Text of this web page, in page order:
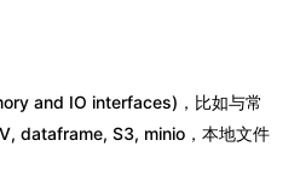
and IO interfaces)，比如与常
dataframe, S3, minio，本地文件